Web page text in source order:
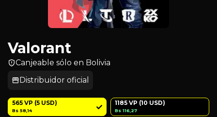
Valorant
Canjeable sólo en Bolivia
Distribuidor oficial
565 VP (5 USD)
Bs 58,14
1185 VP (10 USD)
Bs 116,27